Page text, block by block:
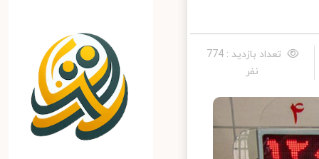
تعداد بازدید : 774
نفر